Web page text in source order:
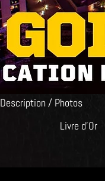
Description / Photos
Livre d'Or